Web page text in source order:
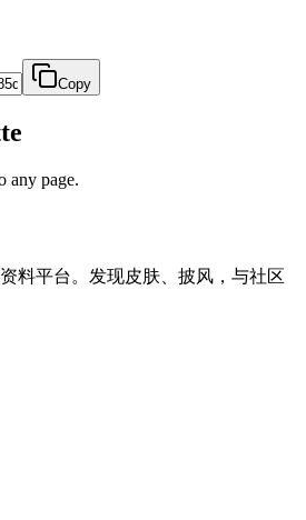
Copy
any page.
料平台。发现皮肤、披风，与社区